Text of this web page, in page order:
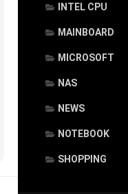
INTEL CPU
MAINBOARD
MICROSOFT
NAS
NEWS
NOTEBOOK
SHOPPING